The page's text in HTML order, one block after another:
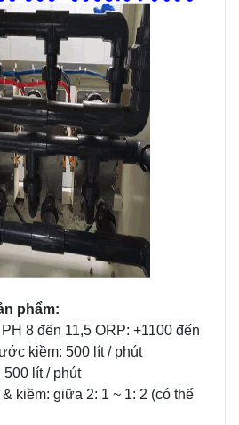
phẩm:
8 đến 11,5 ORP: +1100 đến
kiềm: 500 lít / phút
lít / phút
kiềm: giữa 2: 1 ~ 1: 2 (có thể